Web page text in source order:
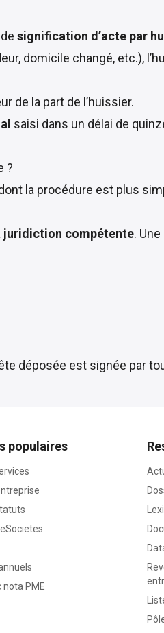
signification d’acte par
domicile changé, etc.),
de la part de l’huissier.
saisi dans un délai de
?
la procédure est plus
juridiction compétente.
déposée est signée par
populaires
nota PME